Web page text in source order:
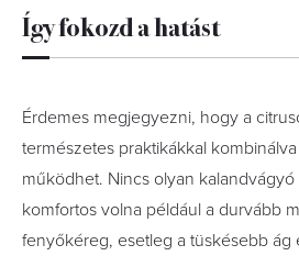
Így fokozd a hatást
Érdemes megjegyezni, hogy a
természetes praktikákkal
működhet. Nincs olyan
komfortos volna például a durvább
fenyőkéreg, esetleg a tüskésebb ág